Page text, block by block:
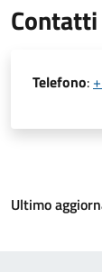
Contatti
Telefono:
Ultimo